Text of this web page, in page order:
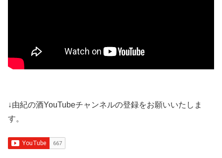
↓由紀の酒YouTubeチャンネルの登録をお願いいたしま
す。